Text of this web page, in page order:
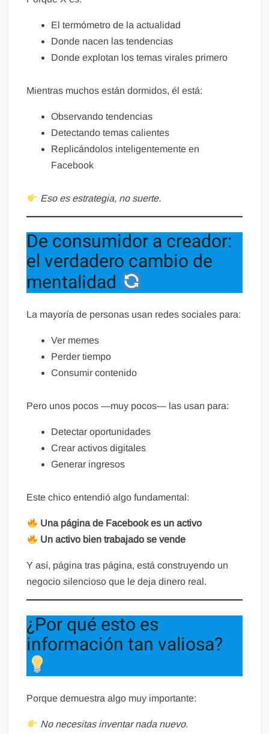
El termómetro de la actualidad
Donde nacen las tendencias
Donde explotan los temas virales primero
Mientras muchos están dormidos, él está:
Observando tendencias
Detectando temas calientes
Replicándolos inteligentemente en
Facebook
Eso es estrategia, no suerte.
De consumidor a creador:
el verdadero cambio de
mentalidad
La mayoría de personas usan redes sociales para:
Ver memes
Perder tiempo
Consumir contenido
Pero unos pocos —muy pocos— las usan para:
Detectar oportunidades
Crear activos digitales
Generar ingresos
Este chico entendió algo fundamental:
Una página de Facebook es un activo
Un activo bien trabajado se vende
Y así, página tras página, está construyendo un
negocio silencioso que le deja dinero real.
¿Por qué esto es
información tan valiosa?
Porque demuestra algo muy importante:
No necesitas inventar nada nuevo.